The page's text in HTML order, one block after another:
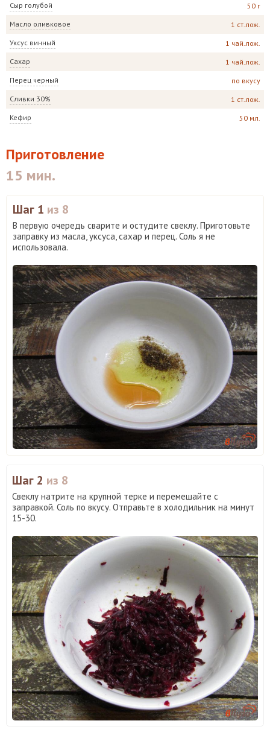
Сыр голубой 50 г
Масло оливковое 1 ст.лож.
Уксус винный 1 чай.лож.
Сахар 1 чай.лож.
Перец черный по вкусу
Сливки 30% 1 ст.лож.
Кефир 50 мл.
Приготовление
15 мин.
Шаг 1 из 8
В первую очередь сварите и остудите свеклу. Приготовьте
заправку из масла, уксуса, сахар и перец. Соль я не
использовала.
Шаг 2 из 8
Свеклу натрите на крупной терке и перемешайте с
заправкой. Соль по вкусу. Отправьте в холодильник на минут
15-30.